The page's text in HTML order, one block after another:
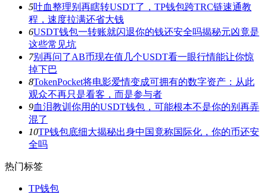
5吐血整理别再瞎转USDT了，TP钱包跨TRC链速通教
程，速度拉满还省大钱
6USDT钱包一转账就闪退你的钱还安全吗揭秘元凶竟是
这些常见坑
7别再问了AB币现在值几个USDT看一眼行情能让你惊
掉下巴
8TokenPocket将电影爱情变成可拥有的数字资产：从此
观众不再只是看客，而是参与者
9血泪教训你用的USDT钱包，可能根本不是你的别再弄
混了
10TP钱包底细大揭秘出身中国竟称国际化，你的币还安
全吗
热门标签
TP钱包